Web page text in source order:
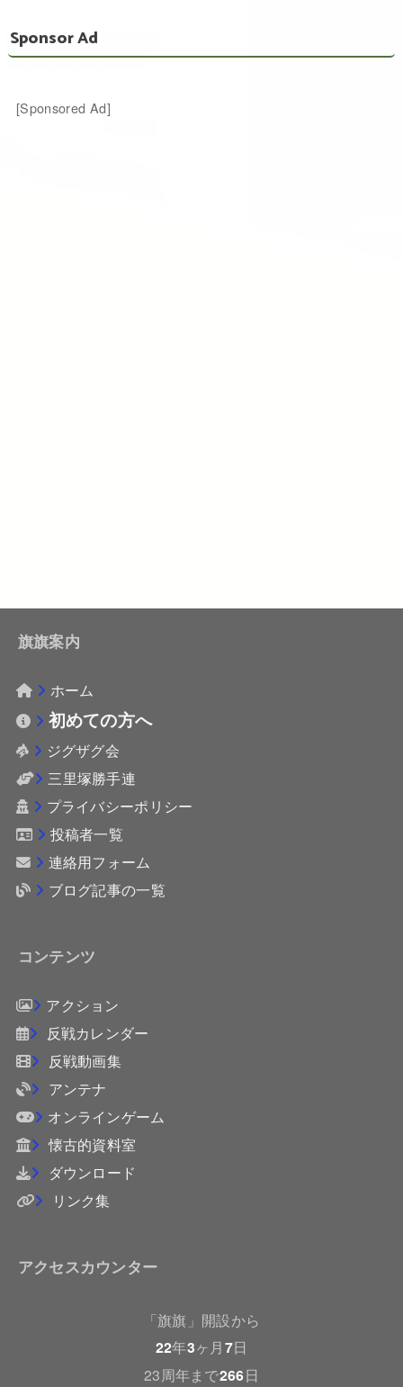
Sponsor Ad
[Sponsored Ad]
旗旗案内
ホーム
初めての方へ
ジグザグ会
三里塚勝手連
プライバシーポリシー
投稿者一覧
連絡用フォーム
ブログ記事の一覧
コンテンツ
アクション
反戦カレンダー
反戦動画集
アンテナ
オンラインゲーム
懐古的資料室
ダウンロード
リンク集
アクセスカウンター
「旗旗」開設から
22年3ヶ月7日
23周年まで266日